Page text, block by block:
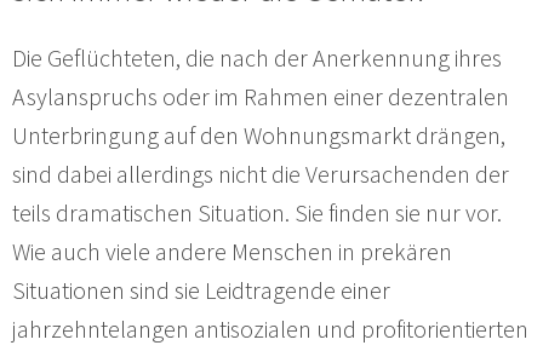
Die Geflüchteten, die nach der Anerkennung ihres
Asylanspruchs oder im Rahmen einer dezentralen
Unterbringung auf den Wohnungsmarkt drängen,
sind dabei allerdings nicht die Verursachenden der
teils dramatischen Situation. Sie finden sie nur vor.
Wie auch viele andere Menschen in prekären
Situationen sind sie Leidtragende einer
jahrzehntelangen antisozialen und profitorientierten